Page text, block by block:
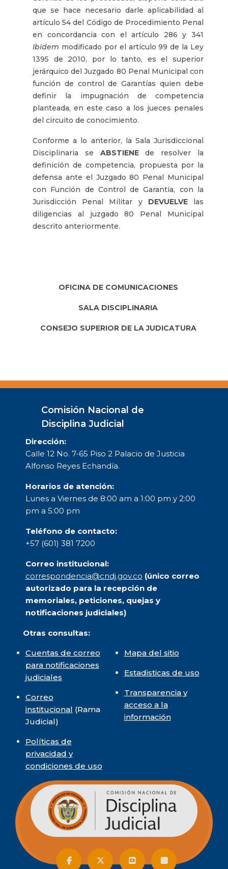
que se hace necesario darle aplicabilidad al
artículo 54 del Código de Procedimiento Penal
en concordancia con el artículo 286 y 341
Ibídem modificado por el artículo 99 de la Ley
1395 de 2010, por lo tanto, es el superior
jerárquico del Juzgado 80 Penal Municipal con
función de control de Garantías quien debe
definir la impugnación de competencia
planteada, en este caso a los jueces penales
del circuito de conocimiento.
Conforme a lo anterior, la Sala Jurisdiccional
Disciplinaria se ABSTIENEde resolver la
definición de competencia, propuesta por la
defensa ante el Juzgado 80 Penal Municipal
con Función de Control de Garantía, con la
Jurisdicción Penal Militar y DEVUELVE
las
diligencias al juzgado 80 Penal Municipal
descrito anteriormente.
OFICINA DE COMUNICACIONES
SALA DISCIPLINARIA
CONSEJO SUPERIOR DE LA JUDICATURA
Comisión Nacional de
Disciplina Judicial
Dirección:
Calle 12 No. 7-65 Piso 2 Palacio de Justicia
Alfonso Reyes Echandía.
Horarios de atención:
Lunes a Viernes de 8:00 am a 1:00 pm y 2:00
pm a 5:00 pm
Teléfono de contacto:
+57 (601) 381 7200
Correo institucional:
correspondencia@cndj.gov.co (único correo
autorizado para la recepción de
memoriales, peticiones, quejas y
notificaciones judiciales)
Otras consultas:
Cuentas de correo
para notificaciones
judiciales
Correo
institucional (Rama
Judicial)
Políticas de
privacidad y
condiciones de uso
Mapa del sitio
Estadisticas de uso
Transparencia y
acceso a la
información